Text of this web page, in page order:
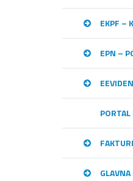
EKPF –
EPN –